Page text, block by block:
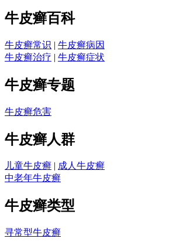
牛皮癣百科
牛皮癣常识 | 牛皮癣病因
牛皮癣治疗 | 牛皮癣症状
牛皮癣专题
牛皮癣危害
牛皮癣人群
儿童牛皮癣 | 成人牛皮癣
中老年牛皮癣
牛皮癣类型
寻常型牛皮癣